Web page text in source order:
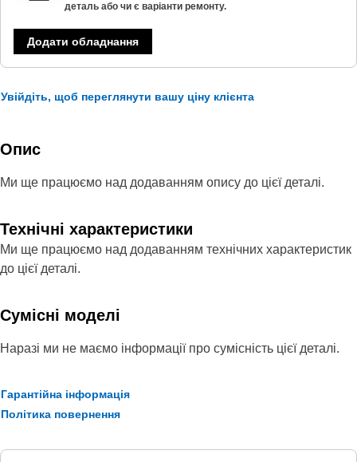
деталь або чи є варіанти ремонту.
Додати обладнання
Увійдіть, щоб переглянути вашу ціну клієнта
Опис
Ми ще працюємо над додаванням опису до цієї деталі.
Технічні характеристики
Ми ще працюємо над додаванням технічних характеристик
до цієї деталі.
Сумісні моделі
Наразі ми не маємо інформації про сумісність цієї деталі.
Гарантійна інформація
Політика повернення